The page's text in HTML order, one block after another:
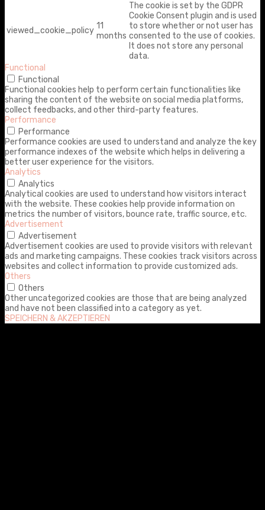
viewed_cookie_policy 11
months
The cookie is set by the GDPR
Cookie Consent plugin and is used
to store whether or not user has
consented to the use of cookies.
It does not store any personal
data.
Functional
Functional
Functional cookies help to perform certain functionalities like
sharing the content of the website on social media platforms,
collect feedbacks, and other third-party features.
Performance
Performance
Performance cookies are used to understand and analyze the key
performance indexes of the website which helps in delivering a
better user experience for the visitors.
Analytics
Analytics
Analytical cookies are used to understand how visitors interact
with the website. These cookies help provide information on
metrics the number of visitors, bounce rate, traffic source, etc.
Advertisement
Advertisement
Advertisement cookies are used to provide visitors with relevant
ads and marketing campaigns. These cookies track visitors across
websites and collect information to provide customized ads.
Others
Others
Other uncategorized cookies are those that are being analyzed
and have not been classified into a category as yet.
SPEICHERN & AKZEPTIEREN